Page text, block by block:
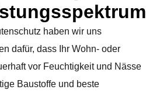
haben wir uns
dafür, dass Ihr Wohn- oder
vor Feuchtigkeit und Nässe
Baustoffe und beste